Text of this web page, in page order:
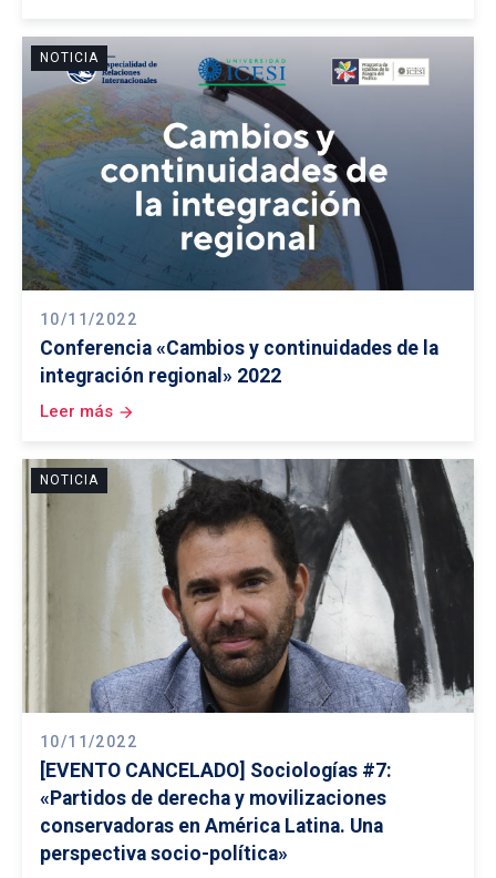
NOTICIA
10/11/2022
Conferencia «Cambios y continuidades de la
integración regional» 2022
Leer más arrow_forward
NOTICIA
10/11/2022
[EVENTO CANCELADO] Sociologías #7:
«Partidos de derecha y movilizaciones
conservadoras en América Latina. Una
perspectiva socio-política»